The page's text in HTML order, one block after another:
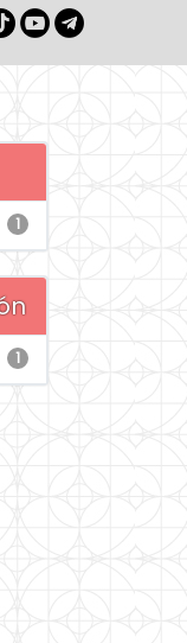
1
1